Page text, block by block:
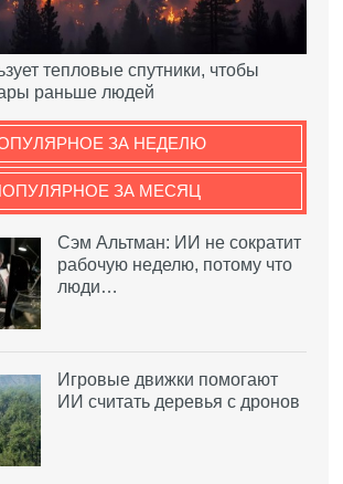
тепловые спутники, чтобы
раньше людей
ЗА НЕДЕЛЮ
ЗА МЕСЯЦ
Сэм Альтман: ИИ не сократит
рабочую неделю, потому что
люди…
Игровые движки помогают
ИИ считать деревья с дронов